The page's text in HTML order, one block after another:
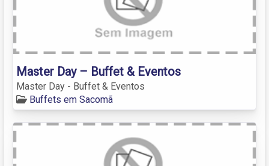
Master Day – Buffet & Eventos
Master Day - Buffet & Eventos
Buffets em Sacomã